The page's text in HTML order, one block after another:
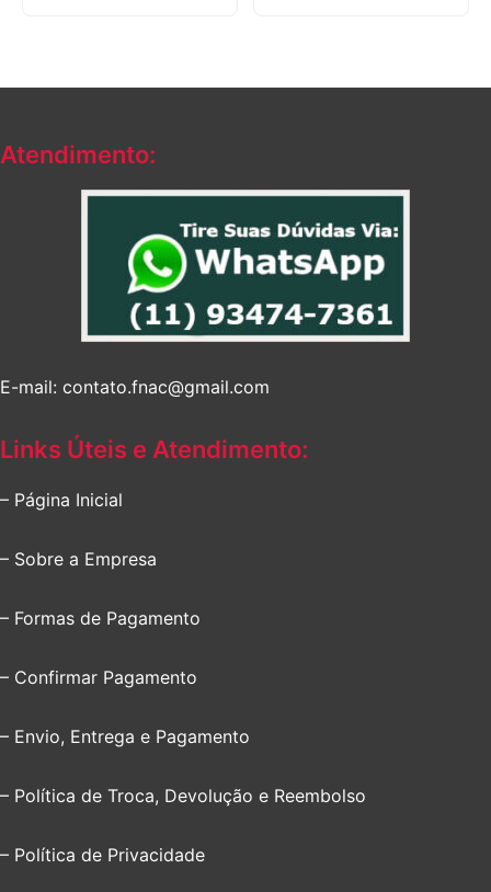
Atendimento:
E-mail: contato.fnac@gmail.com
Links Úteis e Atendimento:
– Página Inicial
– Sobre a Empresa
– Formas de Pagamento
– Confirmar Pagamento
– Envio, Entrega e Pagamento
– Política de Troca, Devolução e Reembolso
– Política de Privacidade